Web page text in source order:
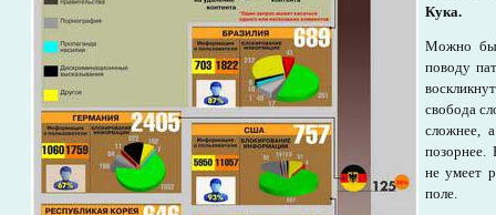
Кука.
Можно
поводу
свобода
сложнее,
позорнее.
не умеет
поле.